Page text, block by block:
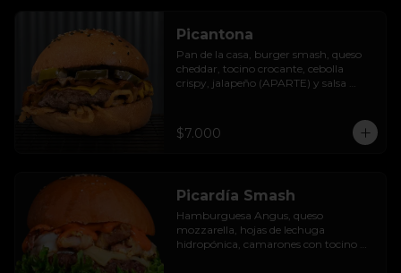
Picantona
Pan de la casa, burger smash, queso
cheddar, tocino crocante, cebolla
crispy, jalapeño (APARTE) y salsa
$7.000
Picardía Smash
Hamburguesa Angus, queso
mozzarella, hojas de lechuga
hidropónica, camarones con tocino